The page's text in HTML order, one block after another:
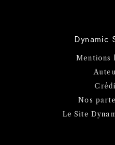
Dynamic
Mentions
Nos
Le Site